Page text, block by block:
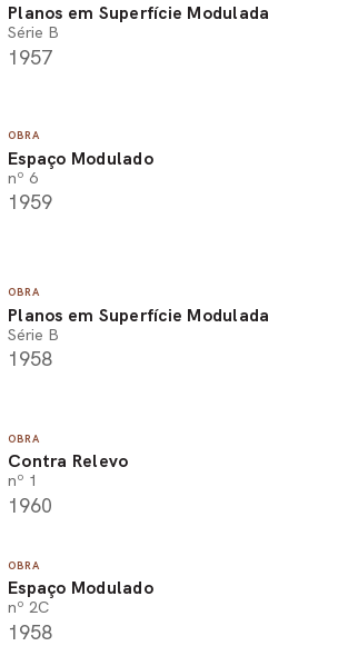
Planos em Superfície Modulada
Série B
1957
OBRA
Espaço Modulado
nº 6
1959
OBRA
Planos em Superfície Modulada
Série B
1958
OBRA
Contra Relevo
nº 1
1960
OBRA
Espaço Modulado
nº 2C
1958